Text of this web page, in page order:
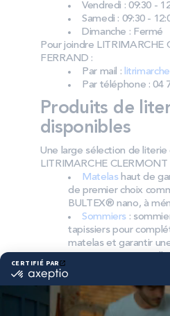
Vendredi : 09:30 -
Samedi : 09:30 -
Dimanche : Fermé
Pour joindre LITRIMARCHE
FERRAND :
Par mail :
Par téléphone : 04
Produits de
disponibles
Une large sélection de
LITRIMARCHE CLERMONT
Matelashaut de
de premier choix
BULTEX® nano, à
Sommiers :
tapissiers pour
matelas et garantir
complet.
Pourquoi